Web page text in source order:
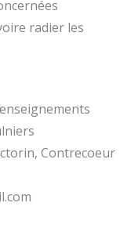
radier les
Contrecoeur